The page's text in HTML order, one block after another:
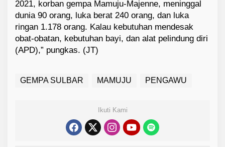
2021, korban gempa Mamuju-Majenne, meninggal
dunia 90 orang, luka berat 240 orang, dan luka
ringan 1.178 orang. Kalau kebutuhan mendesak
obat-obatan, kebutuhan bayi, dan alat pelindung diri
(APD),” pungkas. (JT)
GEMPA SULBAR MAMUJU PENGAWU
Ikuti Kami